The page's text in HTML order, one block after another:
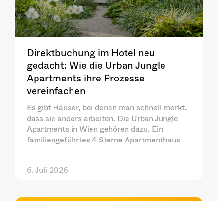
Direktbuchung im Hotel neu
gedacht: Wie die Urban Jungle
Apartments ihre Prozesse
vereinfachen
Es gibt Häuser, bei denen man schnell merkt,
dass sie anders arbeiten. Die Urban Jungle
Apartments in Wien gehören dazu. Ein
familiengeführtes 4 Sterne Apartmenthaus
6. Juli 2026